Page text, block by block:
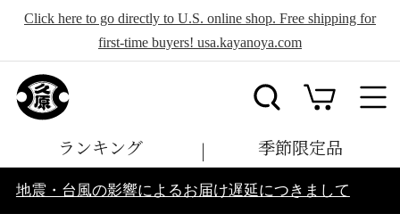
Click here to go directly to U.S. online shop. Free shipping for
first-time buyers! usa.kayanoya.com
ランキング 季節限定品
地震・台風の影響によるお届け遅延につきまして